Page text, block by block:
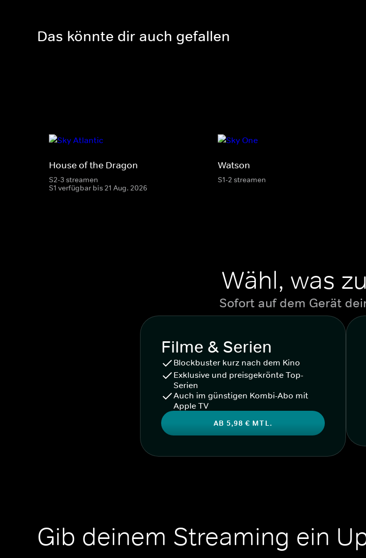
Das könnte dir auch gefallen
House of the Dragon
S2-3 streamen
S1 verfügbar bis 21 Aug. 2026
Watson
S1-2 streamen
Wähl, was
Sofort auf dem Gerät
Filme & Serien
Blockbuster kurz nach dem Kino
Exklusive und preisgekrönte Top-
Serien
Auch im günstigen Kombi-Abo mit
Apple TV
AB 5,98 € MTL.
Gib deinem Streaming ein